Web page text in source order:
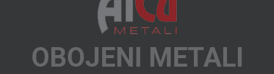
OBOJENI METALI